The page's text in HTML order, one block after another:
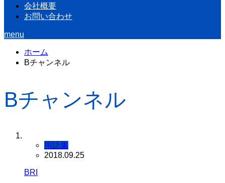
会社概要
お問い合わせ
menu
ホーム
Bチャンネル
Bチャンネル
用語集
2018.09.25
BRI